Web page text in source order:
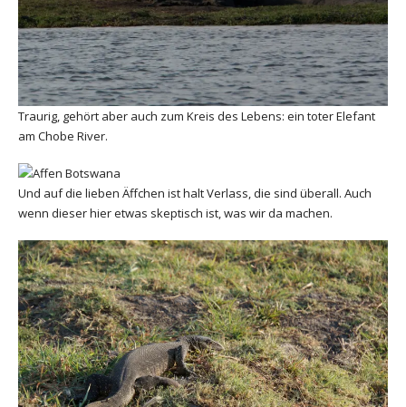
Traurig, gehört aber auch zum Kreis des Lebens: ein toter Elefant
am Chobe River.
Und auf die lieben Äffchen ist halt Verlass, die sind überall. Auch
wenn dieser hier etwas skeptisch ist, was wir da machen.